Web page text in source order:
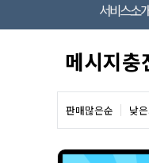
서비스소
메시지충
판매많은순 낮